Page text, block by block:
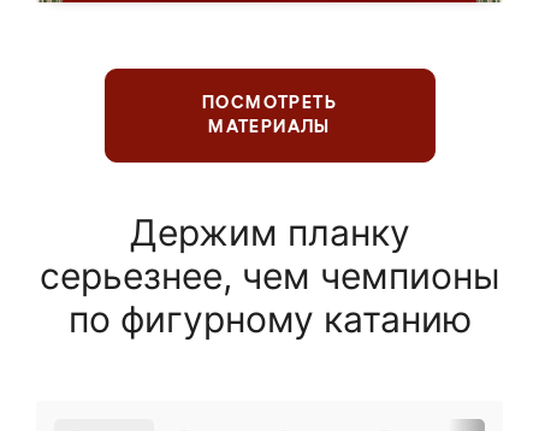
ПОСМОТРЕТЬ
МАТЕРИАЛЫ
Держим планку
серьезнее, чем чемпионы
по фигурному катанию